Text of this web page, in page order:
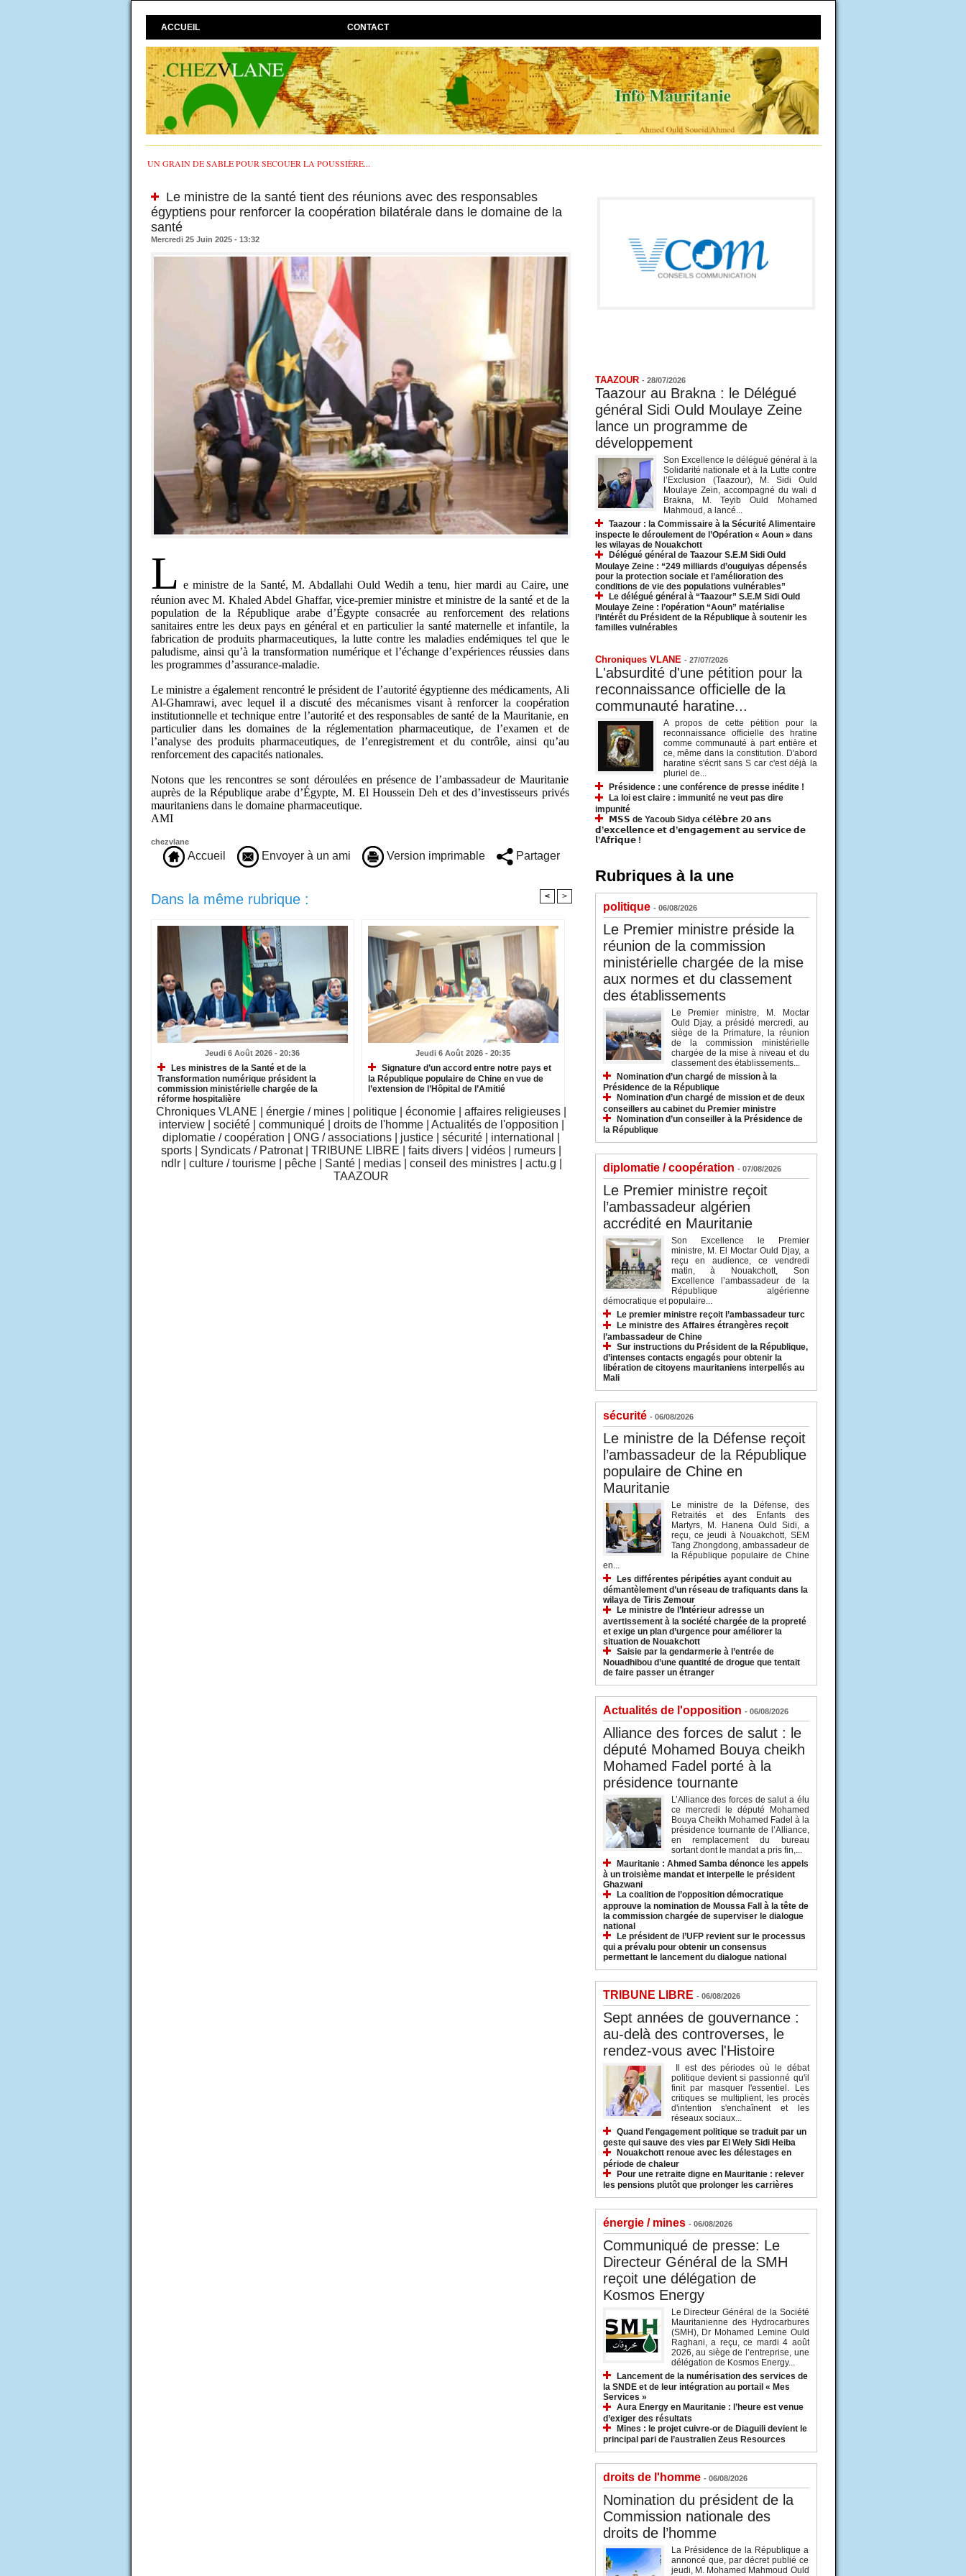
ACCUEIL CONTACT
UN GRAIN DE SABLE POUR SECOUER LA POUSSIÈRE...
Le ministre de la santé tient des réunions avec des responsables
égyptiens pour renforcer la coopération bilatérale dans le domaine de la
santé
Mercredi 25 Juin 2025 - 13:32
L e ministre de la Santé, M. Abdallahi Ould Wedih a tenu, hier mardi au Caire, une
réunion avec M. Khaled Abdel Ghaffar, vice-premier ministre et ministre de la santé et de la
population de la République arabe d’Égypte consacrée au renforcement des relations
sanitaires entre les deux pays en général et en particulier la santé maternelle et infantile, la
fabrication de produits pharmaceutiques, la lutte contre les maladies endémiques tel que le
paludisme, ainsi qu’à la transformation numérique et l’échange d’expériences réussies dans
les programmes d’assurance-maladie.
Le ministre a également rencontré le président de l’autorité égyptienne des médicaments, Ali
Al-Ghamrawi, avec lequel il a discuté des mécanismes visant à renforcer la coopération
institutionnelle et technique entre l’autorité et des responsables de santé de la Mauritanie, en
particulier dans les domaines de la réglementation pharmaceutique, de l’examen et de
l’analyse des produits pharmaceutiques, de l’enregistrement et du contrôle, ainsi qu’au
renforcement des capacités nationales.
Notons que les rencontres se sont déroulées en présence de l’ambassadeur de Mauritanie
auprès de la République arabe d’Égypte, M. El Houssein Deh et des d’investisseurs privés
mauritaniens dans le domaine pharmaceutique.
AMI
chezvlane
Accueil Envoyer à un ami Version imprimable Partager
Dans la même rubrique : < >
Jeudi 6 Août 2026 - 20:36
Les ministres de la Santé et de la
Transformation numérique président la
commission ministérielle chargée de la
réforme hospitalière
Jeudi 6 Août 2026 - 20:35
Signature d’un accord entre notre pays et
la République populaire de Chine en vue de
l’extension de l’Hôpital de l’Amitié
Chroniques VLANE énergie / mines politique économie affaires religieuses
interview
société communiqué droits de l'homme Actualités de l'opposition
diplomatie / coopération
ONG / associations justice sécurité international
sports
Syndicats / Patronat TRIBUNE LIBRE faits divers vidéos rumeurs
ndlr
culture / tourisme pêche Santé medias conseil des ministres actu.g
TAAZOUR
TAAZOUR - 28/07/2026
Taazour au Brakna : le Délégué
général Sidi Ould Moulaye Zeine
lance un programme de
développement
Son Excellence le délégué général à la
Solidarité nationale et à la Lutte contre
l’Exclusion (Taazour), M. Sidi Ould
Moulaye Zein, accompagné du wali d
Brakna, M. Teyib Ould Mohamed
Mahmoud, a lancé...
Taazour : la Commissaire à la Sécurité Alimentaire
inspecte le déroulement de l’Opération « Aoun » dans
les wilayas de Nouakchott
Délégué général de Taazour S.E.M Sidi Ould
Moulaye Zeine : “249 milliards d’ouguiyas dépensés
pour la protection sociale et l’amélioration des
conditions de vie des populations vulnérables”
Le délégué général à “Taazour” S.E.M Sidi Ould
Moulaye Zeine : l’opération “Aoun” matérialise
l’intérêt du Président de la République à soutenir les
familles vulnérables
Chroniques VLANE - 27/07/2026
L'absurdité d'une pétition pour la
reconnaissance officielle de la
communauté haratine...
A propos de cette pétition pour la
reconnaissance officielle des hratine
comme communauté à part entière et
ce, même dans la constitution. D'abord
haratine s'écrit sans S car c'est déjà la
pluriel de...
Présidence : une conférence de presse inédite !
La loi est claire : immunité ne veut pas dire
impunité
𝗠𝗦𝗦 de Yacoub Sidya 𝗰𝗲́𝗹𝗲̀𝗯𝗿𝗲 𝟮𝟬 𝗮𝗻𝘀
𝗱’𝗲𝘅𝗰𝗲𝗹𝗹𝗲𝗻𝗰𝗲 𝗲𝘁 𝗱’𝗲𝗻𝗴𝗮𝗴𝗲𝗺𝗲𝗻𝘁 𝗮𝘂 𝘀𝗲𝗿𝘃𝗶𝗰𝗲 𝗱𝗲
𝗹’𝗔𝗳𝗿𝗶𝗾𝘂𝗲 !
Rubriques à la une
politique - 06/08/2026
Le Premier ministre préside la
réunion de la commission
ministérielle chargée de la mise
aux normes et du classement
des établissements
Le Premier ministre, M. Moctar
Ould Djay, a présidé mercredi, au
siège de la Primature, la réunion
de la commission ministérielle
chargée de la mise à niveau et du
classement des établissements...
Nomination d’un chargé de mission à la
Présidence de la République
Nomination d’un chargé de mission et de deux
conseillers au cabinet du Premier ministre
Nomination d’un conseiller à la Présidence de
la République
diplomatie / coopération - 07/08/2026
Le Premier ministre reçoit
l’ambassadeur algérien
accrédité en Mauritanie
Son Excellence le Premier
ministre, M. El Moctar Ould Djay, a
reçu en audience, ce vendredi
matin, à Nouakchott, Son
Excellence l’ambassadeur de la
République algérienne
démocratique et populaire...
Le premier ministre reçoit l’ambassadeur turc
Le ministre des Affaires étrangères reçoit
l’ambassadeur de Chine
Sur instructions du Président de la République,
d’intenses contacts engagés pour obtenir la
libération de citoyens mauritaniens interpellés au
Mali
sécurité - 06/08/2026
Le ministre de la Défense reçoit
l’ambassadeur de la République
populaire de Chine en
Mauritanie
Le ministre de la Défense, des
Retraités et des Enfants des
Martyrs, M. Hanena Ould Sidi, a
reçu, ce jeudi à Nouakchott, SEM
Tang Zhongdong, ambassadeur de
la République populaire de Chine
en...
Les différentes péripéties ayant conduit au
démantèlement d’un réseau de trafiquants dans la
wilaya de Tiris Zemour
Le ministre de l’Intérieur adresse un
avertissement à la société chargée de la propreté
et exige un plan d’urgence pour améliorer la
situation de Nouakchott
Saisie par la gendarmerie à l’entrée de
Nouadhibou d’une quantité de drogue que tentait
de faire passer un étranger
Actualités de l'opposition - 06/08/2026
Alliance des forces de salut : le
député Mohamed Bouya cheikh
Mohamed Fadel porté à la
présidence tournante
L’Alliance des forces de salut a élu
ce mercredi le député Mohamed
Bouya Cheikh Mohamed Fadel à la
présidence tournante de l’Alliance,
en remplacement du bureau
sortant dont le mandat a pris fin,...
Mauritanie : Ahmed Samba dénonce les appels
à un troisième mandat et interpelle le président
Ghazwani
La coalition de l’opposition démocratique
approuve la nomination de Moussa Fall à la tête de
la commission chargée de superviser le dialogue
national
Le président de l’UFP revient sur le processus
qui a prévalu pour obtenir un consensus
permettant le lancement du dialogue national
TRIBUNE LIBRE - 06/08/2026
Sept années de gouvernance :
au-delà des controverses, le
rendez-vous avec l'Histoire
Il est des périodes où le débat
politique devient si passionné qu'il
finit par masquer l'essentiel. Les
critiques se multiplient, les procès
d'intention s'enchaînent et les
réseaux sociaux...
Quand l’engagement politique se traduit par un
geste qui sauve des vies par El Wely Sidi Heiba
Nouakchott renoue avec les délestages en
période de chaleur
Pour une retraite digne en Mauritanie : relever
les pensions plutôt que prolonger les carrières
énergie / mines - 06/08/2026
Communiqué de presse: Le
Directeur Général de la SMH
reçoit une délégation de
Kosmos Energy
Le Directeur Général de la Société
Mauritanienne des Hydrocarbures
(SMH), Dr Mohamed Lemine Ould
Raghani, a reçu, ce mardi 4 août
2026, au siège de l’entreprise, une
délégation de Kosmos Energy...
Lancement de la numérisation des services de
la SNDE et de leur intégration au portail « Mes
Services »
Aura Energy en Mauritanie : l’heure est venue
d’exiger des résultats
Mines : le projet cuivre-or de Diaguili devient le
principal pari de l’australien Zeus Resources
droits de l'homme - 06/08/2026
Nomination du président de la
Commission nationale des
droits de l’homme
La Présidence de la République a
annoncé que, par décret publié ce
jeudi, M. Mohamed Mahmoud Ould